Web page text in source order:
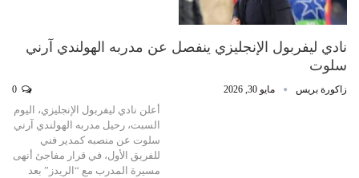
نادي ليفربول الإنجليزي ينفصل عن مدربه الهولندي آرني
سلوت
زاكورة بريس مايو 30, 2026
أعلن نادي ليفربول الإنجليزي، اليوم
السبت، رحيل مدربه الهولندي آرني
سلوت عن منصبه كمدير فني
للفريق الأول، في قرار مفاجئ أنهى
مسيرة المدرب مع “الريدز” بعد